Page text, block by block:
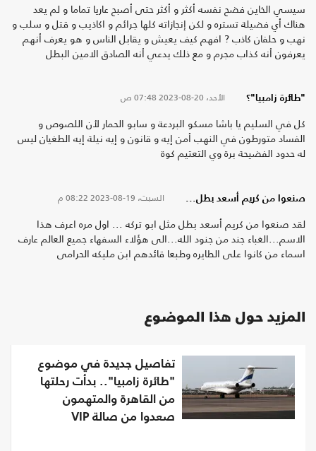
سيسي الخاين فضح نفسه أكثر و أكثر حتى أصبح عاريا تماما و لم يعد
هناك أي فضيلة تستره و لكن إنجازاته كلها جرائم و اكاذيب و قتل و سلب و
نهب و حلفان كاذب ? افهم كيف يعيش و يقابل الناس و هو يعرف أنهم
يعرفون أنه كذاب مجرم و مع ذلك يدعي أنه الصادق الامين البطل
"طائرة زامبيا"؟ الأحد، 20-08-2023 07:48 ص
كل في السليم يا باشا مسكو البردعة و سابو الحمار لأن اللصوص و
الفساد متورطون في النهب أمن إيه و قانون و إيه نيلة إيه الطغيان ليس
له حدود الفضيحة برة وي التعتيم كوة
صنعوا من كريم أسعد بطل... السبت، 19-08-2023 08:22 م
لقد صنعوا من كريم أسعد بطل مثل ابو تركه ... اول مره اعرف هذا
الاسم...الغباء جند من جنود الله...الى هؤلاء السفهاء جميع العالم عارف
اسماء من كانوا على الطايره وطبعا قائدهم ابن مليكه الحرامى
المزيد حول هذا الموضوع
تفاصيل جديدة في موضوع
"طائرة زامبيا".. بدأت رحلتها
من القاهرة والمتهمون
صعدوا من صالة VIP